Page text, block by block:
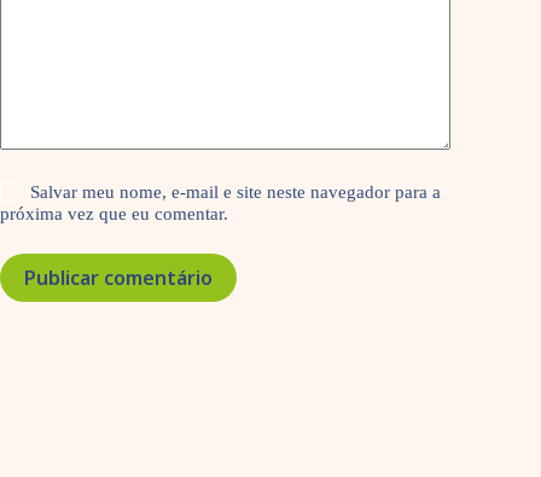
Salvar meu nome, e-mail e site neste navegador para a
próxima vez que eu comentar.
Publicar comentário